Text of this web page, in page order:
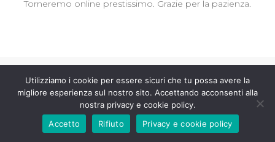
Torneremo online prestissimo. Grazie per la pazienza.
Utilizziamo i cookie per essere sicuri che tu possa avere la
migliore esperienza sul nostro sito. Accettando acconsenti alla
nostra privacy e cookie policy.
Accetto
Rifiuto Privacy e cookie policy